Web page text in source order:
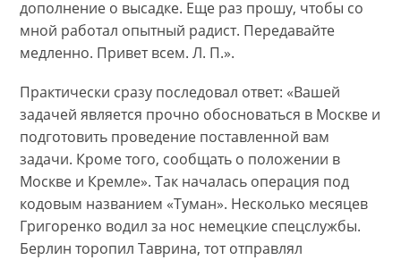
дополнение о высадке. Еще раз прошу, чтобы со
мной работал опытный радист. Передавайте
медленно. Привет всем. Л. П.».
Практически сразу последовал ответ: «Вашей
задачей является прочно обосноваться в Москве и
подготовить проведение поставленной вам
задачи. Кроме того, сообщать о положении в
Москве и Кремле». Так началась операция под
кодовым названием «Туман». Несколько месяцев
Григоренко водил за нос немецкие спецслужбы.
Берлин торопил Таврина, тот отправлял